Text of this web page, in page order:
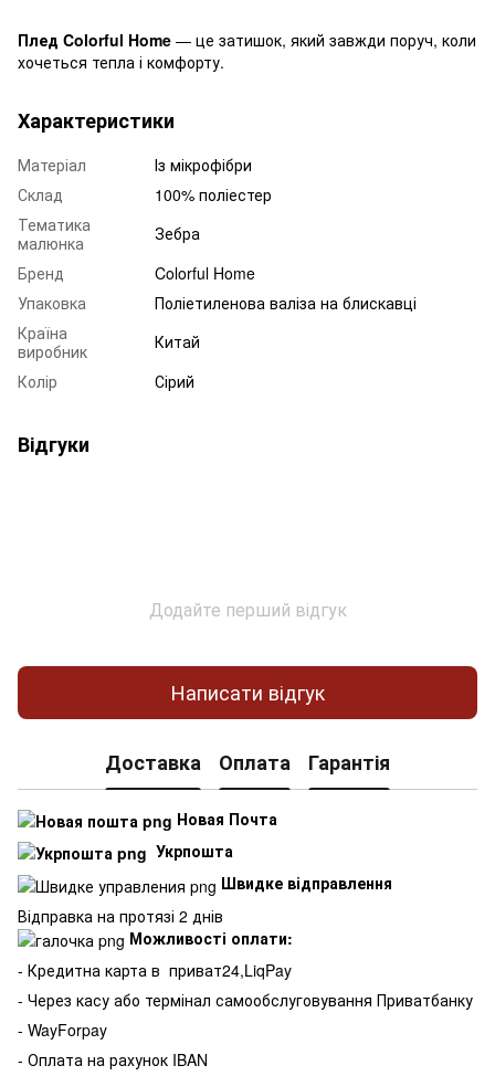
Плед Colorful Home — це затишок, який завжди поруч, коли
хочеться тепла і комфорту.
Характеристики
Матеріал
Із мікрофібри
Склад
100% поліестер
Тематика
малюнка
Зебра
Бренд
Colorful Home
Упаковка
Поліетиленова валіза на блискавці
Країна
виробник
Китай
Колір
Сірий
Відгуки
Додайте перший відгук
Написати відгук
Доставка Оплата Гарантія
Новая Почта
Укрпошта
Швидке відправлення
Відправка на протязі 2 днів
Можливості оплати:
- Кредитна карта в приват24,LiqPay
- Через касу або термінал самообслуговування Приватбанку
- WayForpay
- Оплата на рахунок IBAN